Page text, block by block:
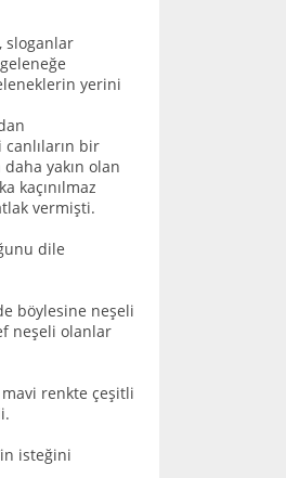
sloganlar
yerini
bir
yakın olan
kaçınılmaz
vermişti.
dile
böylesine neşeli
neşeli olanlar
renkte çeşitli
isteğini